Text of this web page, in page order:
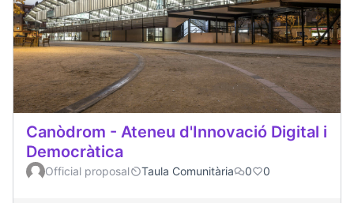
Canòdrom - Ateneu d'Innovació Digital i
Democràtica
Official proposal Taula Comunitària 0 0